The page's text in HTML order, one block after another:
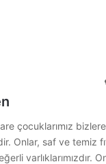
çocuklarımız bizlere
Onlar, saf ve temiz
varlıklarımızdır.